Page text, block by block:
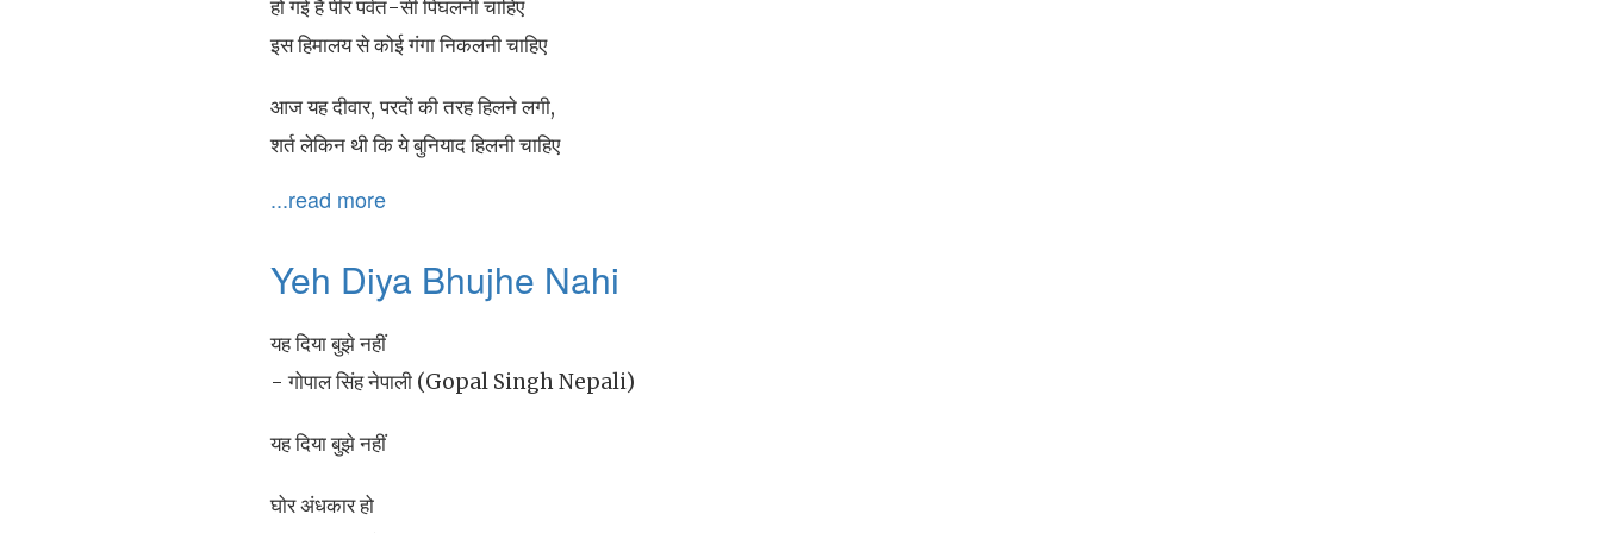
हो गई है पीर पर्वत-सी पिघलनी चाहिए
इस हिमालय से कोई गंगा निकलनी चाहिए
आज यह दीवार, परदों की तरह हिलने लगी,
शर्त लेकिन थी कि ये बुनियाद हिलनी चाहिए
...read more
Yeh Diya Bhujhe Nahi
यह दिया बुझे नहीं
- गोपाल सिंह नेपाली (Gopal Singh Nepali)
यह दिया बुझे नहीं
घोर अंधकार हो